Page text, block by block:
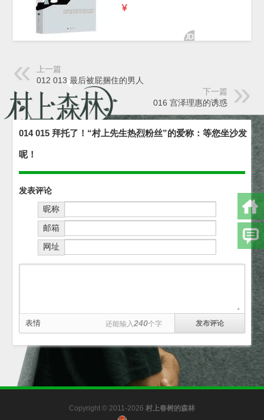
上一篇
012 013 最后被屁捆住的男人
下一篇
016 宫泽理惠的诱惑
014 015 拜托了！“村上先生热烈粉丝”的爱称：等您坐沙发
呢！
发表评论
昵称
邮箱
网址
表情 还能输入240个字
Copyright © 2011-2026 村上春树的森林